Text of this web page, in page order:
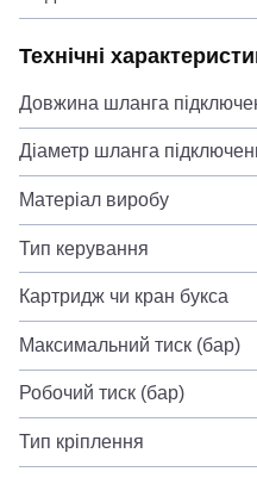
Технічні
Довжина шланга
Діаметр шланга
Матеріал виробу
Тип керування
Картридж чи кран букса
Максимальний тиск (бар)
Робочий тиск (бар)
Тип кріплення